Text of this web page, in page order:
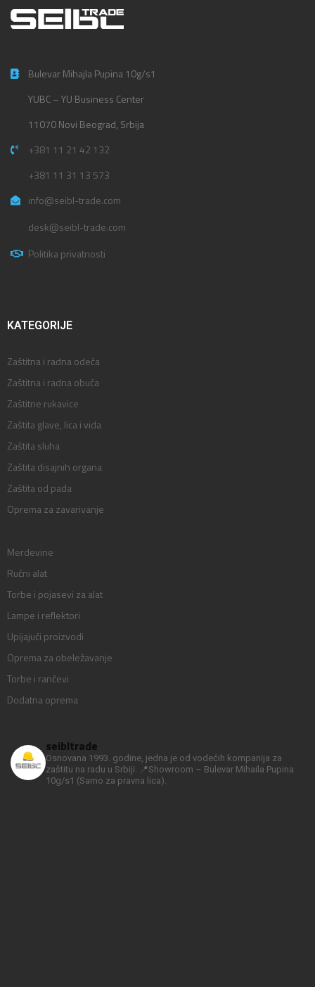
Bulevar Mihajla Pupina 10g/s1
YUBC – YU Business Center
11070 Novi Beograd, Srbija
+381 11 21 42 132
+381 11 31 13 573
info@seibl-trade.com
desk@seibl-trade.com
Politika privatnosti
KATEGORIJE
Zaštitna i radna odeća
Zaštitna i radna obuća
Zaštitne rukavice
Zaštita glave, lica i vida
Zaštita sluha
Zaštita disajnih organa
Zaštita od pada
Oprema za zavarivanje
Merdevine
Ručni alat
Torbe i pojasevi za alat
Lampe i reflektori
Upijajući proizvodi
Oprema za obeležavanje
Torbe i rančevi
Dodatna oprema
seibltrade
Osnovana 1993. godine, jedna je od vodećih kompanija za
zaštitu na radu u Srbiji.
📍Showroom – Bulevar Mihaila Pupina
10g/s1 (Samo za pravna lica).